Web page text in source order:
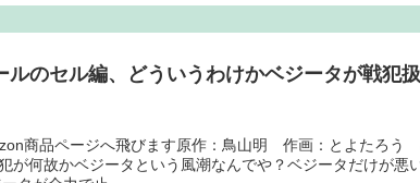
ルのセル編、どういうわけかベジータが戦犯
商品ページへ飛びます原作：鳥山明 作画：とよたろう
が何故かベジータという風潮なんでや？ベジータだけが悪